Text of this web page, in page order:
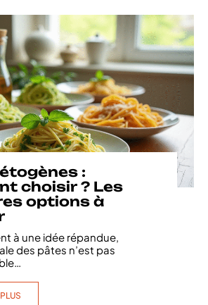
:
choisir ? Les
options à
à une idée répandue,
des pâtes n’est pas